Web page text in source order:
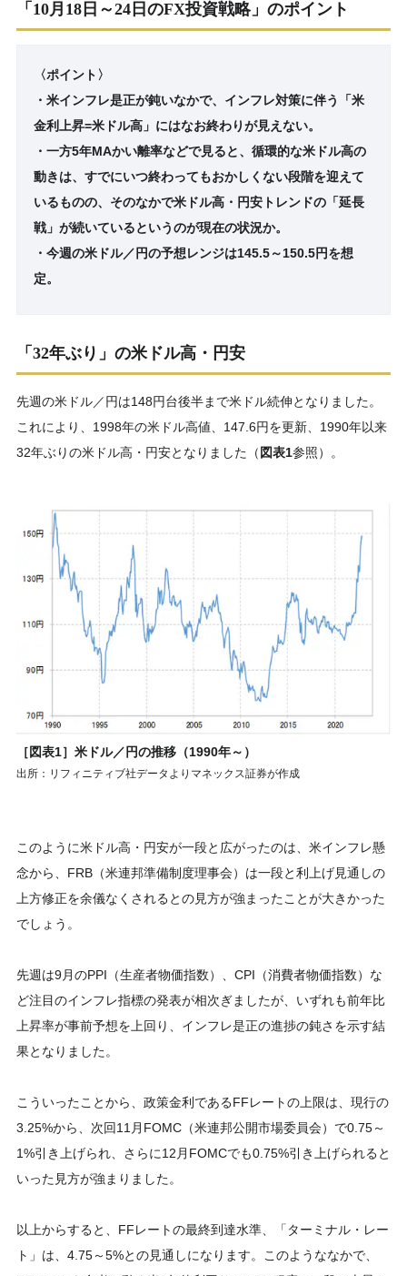
「10月18日～24日のFX投資戦略」のポイント
〈ポイント〉
・米インフレ是正が鈍いなかで、インフレ対策に伴う「米
金利上昇=米ドル高」にはなお終わりが見えない。
・一方5年MAかい離率などで見ると、循環的な米ドル高の
動きは、すでにいつ終わってもおかしくない段階を迎えて
いるものの、そのなかで米ドル高・円安トレンドの「延長
戦」が続いているというのが現在の状況か。
・今週の米ドル／円の予想レンジは145.5～150.5円を想
定。
「32年ぶり」の米ドル高・円安
先週の米ドル／円は148円台後半まで米ドル続伸となりました。
これにより、1998年の米ドル高値、147.6円を更新、1990年以来
32年ぶりの米ドル高・円安となりました（ 図表1参照）。
［図表1］米ドル／円の推移（1990年～）
出所：リフィニティブ社データよりマネックス証券が作成
このように米ドル高・円安が一段と広がったのは、米インフレ懸
念から、FRB（米連邦準備制度理事会）は一段と利上げ見通しの
上方修正を余儀なくされるとの見方が強まったことが大きかった
でしょう。
先週は9月のPPI（生産者物価指数）、CPI（消費者物価指数）な
ど注目のインフレ指標の発表が相次ぎましたが、いずれも前年比
上昇率が事前予想を上回り、インフレ是正の進捗の鈍さを示す結
果となりました。
こういったことから、政策金利であるFFレートの上限は、現行の
3.25%から、次回11月FOMC（米連邦公開市場委員会）で0.75～
1%引き上げられ、さらに12月FOMCでも0.75%引き上げられると
いった見方が強まりました。
以上からすると、FFレートの最終到達水準、「ターミナル・レー
ト」は、4.75～5%との見通しになります。このようななかで、